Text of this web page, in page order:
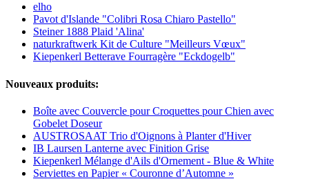
elho
Pavot d'Islande "Colibri Rosa Chiaro Pastello"
Steiner 1888 Plaid 'Alina'
naturkraftwerk Kit de Culture "Meilleurs Vœux"
Kiepenkerl Betterave Fourragère "Eckdogelb"
Nouveaux produits:
Boîte avec Couvercle pour Croquettes pour Chien avec
Gobelet Doseur
AUSTROSAAT Trio d'Oignons à Planter d'Hiver
IB Laursen Lanterne avec Finition Grise
Kiepenkerl Mélange d'Ails d'Ornement - Blue & White
Serviettes en Papier « Couronne d’Automne »